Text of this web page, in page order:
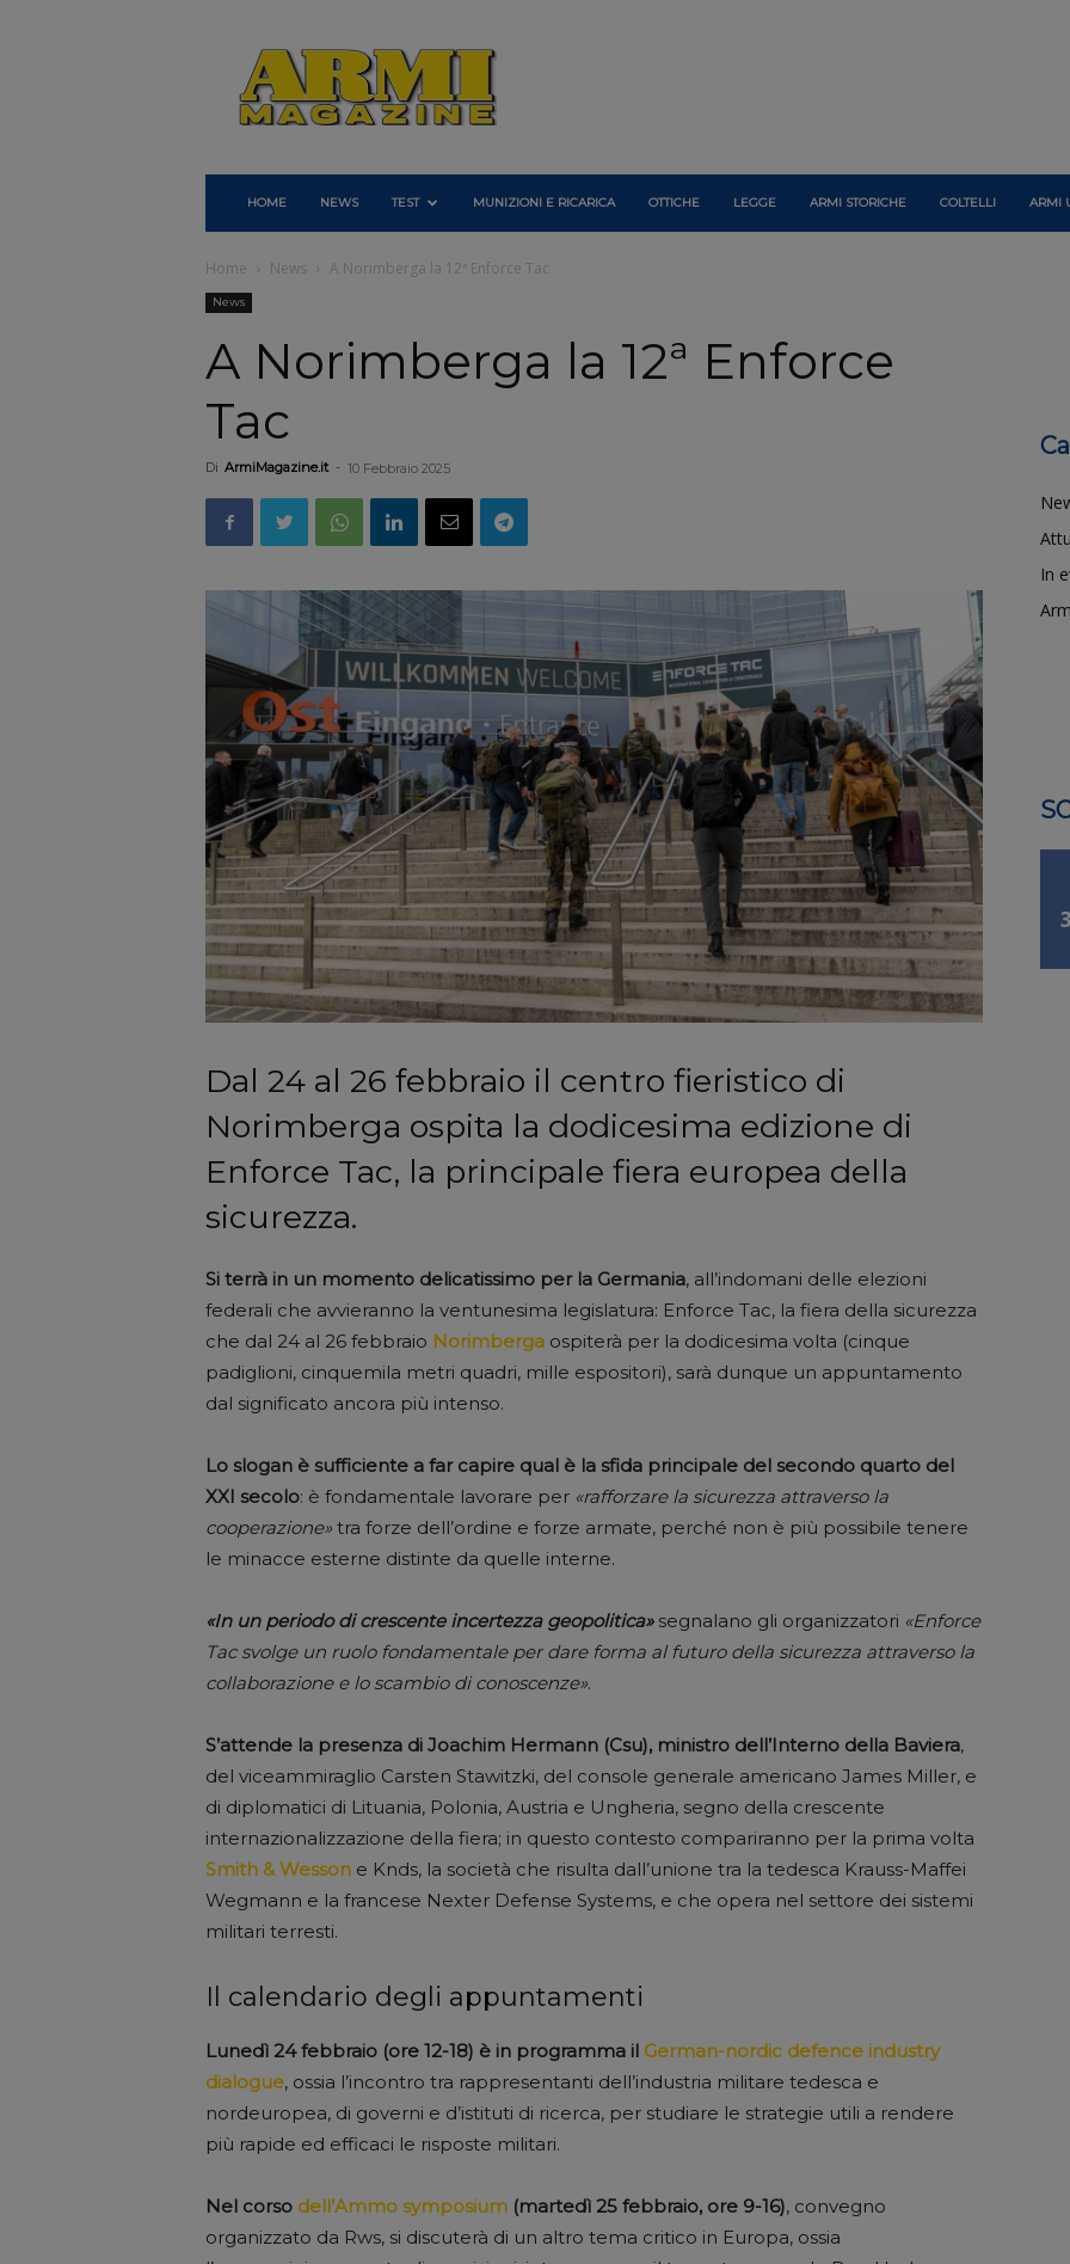
Armi
Magazine
HOME NEWS TEST MUNIZIONI E RICARICA OTTICHE LEGGE ARMI STORICHE COLTELLI ARMI
Home News A Norimberga la 12ª Enforce Tac
News
A Norimberga la 12ª Enforce
Tac
Di ArmiMagazine.it - 10 Febbraio 2025
Dal 24 al 26 febbraio il centro fieristico di
Norimberga ospita la dodicesima edizione di
Enforce Tac, la principale fiera europea della
sicurezza.
Si terrà in un momento delicatissimo per la Germania, all’indomani delle elezioni
federali che avvieranno la ventunesima legislatura: Enforce Tac, la fiera della sicurezza
che dal 24 al 26 febbraio Norimberga ospiterà per la dodicesima volta (cinque
padiglioni, cinquemila metri quadri, mille espositori), sarà dunque un appuntamento
dal significato ancora più intenso.
Lo slogan è sufficiente a far capire qual è la sfida principale del secondo quarto del
XXI secolo: è fondamentale lavorare per «rafforzare la sicurezza attraverso la
cooperazione» tra forze dell’ordine e forze armate, perché non è più possibile tenere
le minacce esterne distinte da quelle interne.
«In un periodo di crescente incertezza geopolitica»segnalano gli organizzatori «Enforce
Tac svolge un ruolo fondamentale per dare forma al futuro della sicurezza attraverso la
collaborazione e lo scambio di conoscenze».
S’attende la presenza di Joachim Hermann (Csu), ministro dell’Interno della Baviera,
del viceammiraglio Carsten Stawitzki, del console generale americano James Miller, e
di diplomatici di Lituania, Polonia, Austria e Ungheria, segno della crescente
internazionalizzazione della fiera; in questo contesto compariranno per la prima volta
Smith & Wesson e Knds, la società che risulta dall’unione tra la tedesca Krauss-Maffei
Wegmann e la francese Nexter Defense Systems, e che opera nel settore dei sistemi
militari terresti.
Il calendario degli appuntamenti
Lunedì 24 febbraio (ore 12-18) è in programma il German-nordic defence industry
dialogue, ossia l’incontro tra rappresentanti dell’industria militare tedesca e
nordeuropea, di governi e d’istituti di ricerca, per studiare le strategie utili a rendere
più rapide ed efficaci le risposte militari.
Nel corso dell’Ammo symposium (martedì 25 febbraio, ore 9-16), convegno
organizzato da Rws, si discuterà di un altro tema critico in Europa, ossia
In